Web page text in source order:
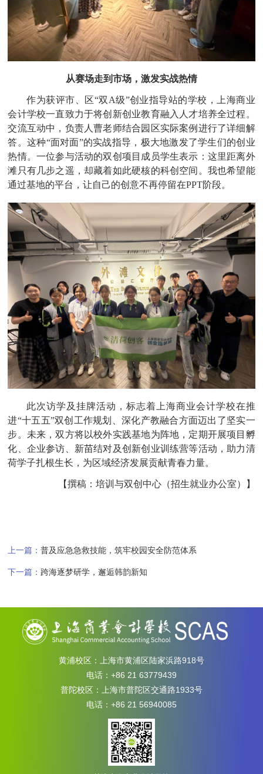
从赛场走到市场，激发实战热情
作为获评市、区“双A级”创业指导站的学校，上海商业
会计学校一直致力于将创新创业教育融入人才培养全过程。
交流互动中，负责人曹老师结合园区实际案例进行了详细解
答。这种“面对面”的实战指导，极大地激发了学生们的创业
热情。一位参与活动的双创项目成员学生表示：这里距离外
滩只有几步之遥，却藏着如此硬核的科创空间。我也希望能
通过基地的平台，让自己的创意不再停留在PPT阶段。
此次访学及挂牌活动，标志着上海商业会计学校在推
进“十五五”双创工作规划、深化产教融合方面迈出了坚实一
步。未来，双方将以校外实践基地为阵地，定期开展项目孵
化、企业参访、新苗结对及创新创业训练营等活动，助力清
荷学子扎根生长，为区域经济发展贡献青春力量。
【撰稿：培训与双创中心（招生就业办公室） 】
上一篇：普及应急急救技能，筑牢校园安全防范体系
下一篇：跨海逐梦研学，邂逅韩韵新知
黄浦校区：上海市黄浦区陆家浜路918号
电话：+86 21 63779439
普陀校区：上海市普陀区交通路1933号
电话：+86 21 56940085